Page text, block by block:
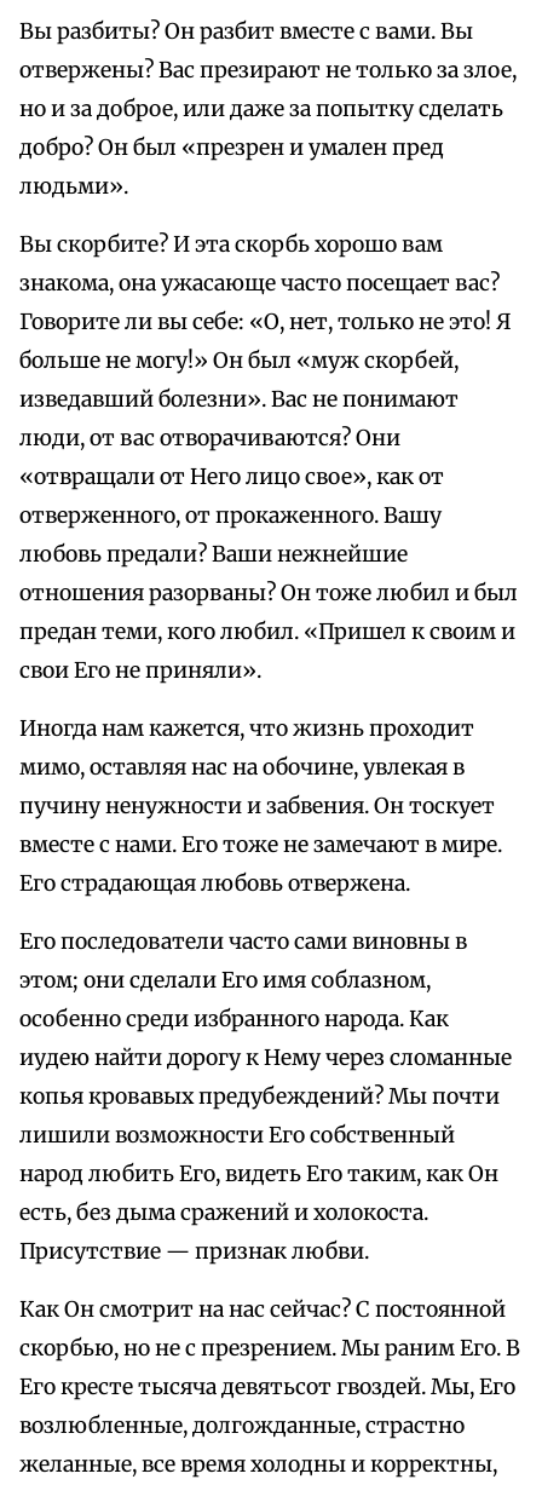
Вы разбиты? Он разбит вместе с вами. Вы
отвержены? Вас презирают не только за злое,
но и за доброе, или даже за попытку сделать
добро? Он был «презрен и умален пред
людьми».
Вы скорбите? И эта скорбь хорошо вам
знакома, она ужасающе часто посещает вас?
Говорите ли вы себе: «О, нет, только не это! Я
больше не могу!» Он был «муж скорбей,
изведавший болезни». Вас не понимают
люди, от вас отворачиваются? Они
«отвращали от Него лицо свое», как от
отверженного, от прокаженного. Вашу
любовь предали? Ваши нежнейшие
отношения разорваны? Он тоже любил и был
предан теми, кого любил. «Пришел к своим и
свои Его не приняли».
Иногда нам кажется, что жизнь проходит
мимо, оставляя нас на обочине, увлекая в
пучину ненужности и забвения. Он тоскует
вместе с нами. Его тоже не замечают в мире.
Его страдающая любовь отвержена.
Его последователи часто сами виновны в
этом; они сделали Его имя соблазном,
особенно среди избранного народа. Как
иудею найти дорогу к Нему через сломанные
копья кровавых предубеждений? Мы почти
лишили возможности Его собственный
народ любить Его, видеть Его таким, как Он
есть, без дыма сражений и холокоста.
Присутствие — признак любви.
Как Он смотрит на нас сейчас? С постоянной
скорбью, но не с презрением. Мы раним Его. В
Его кресте тысяча девятьсот гвоздей. Мы, Его
возлюбленные, долгожданные, страстно
желанные, все время холодны и корректны,